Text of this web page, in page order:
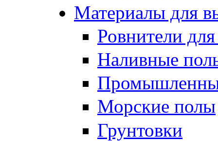
Материалы для
Ровнители
Наливные
Морские полы
Грунтовки